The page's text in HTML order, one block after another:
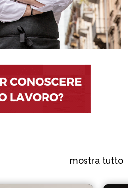
mostra tutto